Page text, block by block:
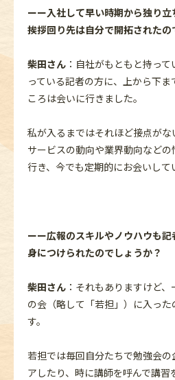
ーー入社して早い時期から独り立
挨拶回り先は自分で開拓されたの
柴田さん ：自社がもともと持っ
っている記者の方に、上から下
ころは会いに行きました。
私が入るまではそれほど接点がな
サービスの動向や業界動向など
行き、今でも定期的にお会いして
ーー広報のスキルやノウハウも
身につけられたのでしょうか？
柴田さん ：それもありますけど
の会（略して「若担」）に入っ
す。
若担では毎回自分たちで勉強会
アしたり、時に講師を呼んで講